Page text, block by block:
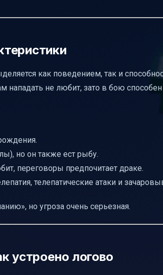
и «самый опасный»
бывают
файл, а про награды
как поведением, так и
нападать не любит, зато в бою
но он также ест рыбу.
переговоры предпочитает драке.
телепатические атаки и
но угроза очень серьезная.
устроено логово